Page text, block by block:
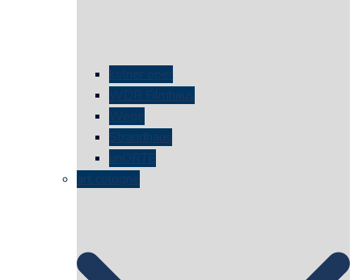
kölner oper
WDR Filmhaus
Wege
Strandhaus
unORTE
art cologne